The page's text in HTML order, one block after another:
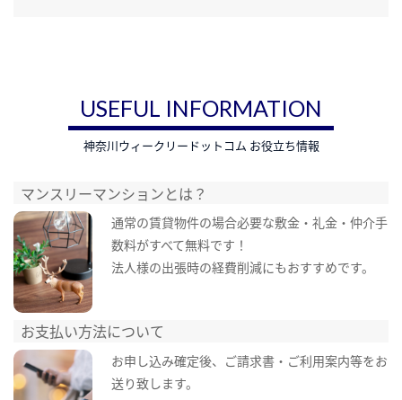
USEFUL INFORMATION
神奈川ウィークリードットコム お役立ち情報
マンスリーマンションとは？
通常の賃貸物件の場合必要な敷金・礼金・仲介手
数料がすべて無料です！
法人様の出張時の経費削減にもおすすめです。
お支払い方法について
お申し込み確定後、ご請求書・ご利用案内等をお
送り致します。